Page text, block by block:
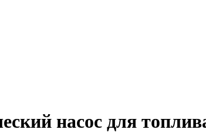
насос для